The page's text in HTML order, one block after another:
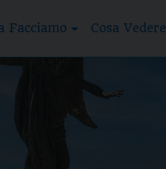
Facciamo Cosa Vedere